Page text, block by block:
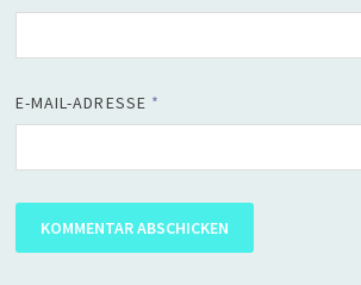
E-MAIL-ADRESSE *